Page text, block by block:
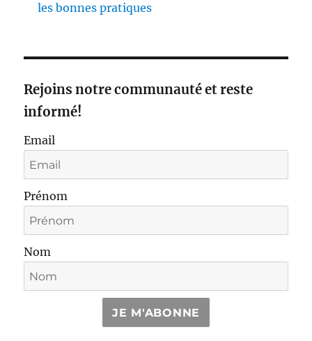
les bonnes pratiques
Rejoins notre communauté et reste
informé!
Email
Prénom
Nom
JE M'ABONNE